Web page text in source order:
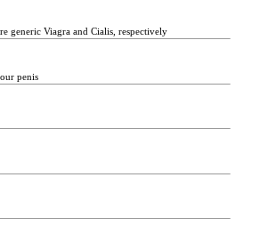
generic Viagra and Cialis, respectively
penis